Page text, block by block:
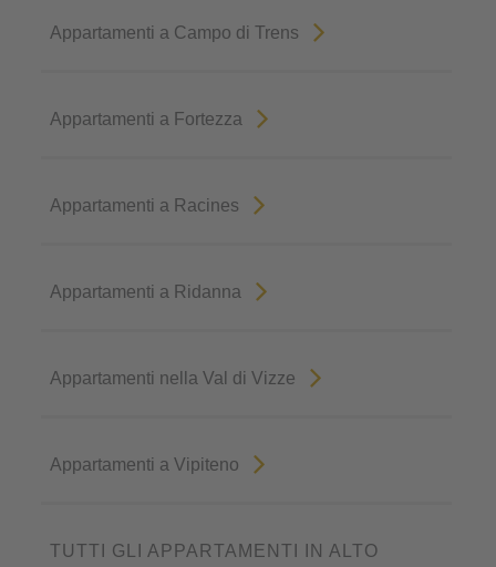
Appartamenti a Campo di Trens
Appartamenti a Fortezza
Appartamenti a Racines
Appartamenti a Ridanna
Appartamenti nella Val di Vizze
Appartamenti a Vipiteno
TUTTI GLI APPARTAMENTI IN ALTO